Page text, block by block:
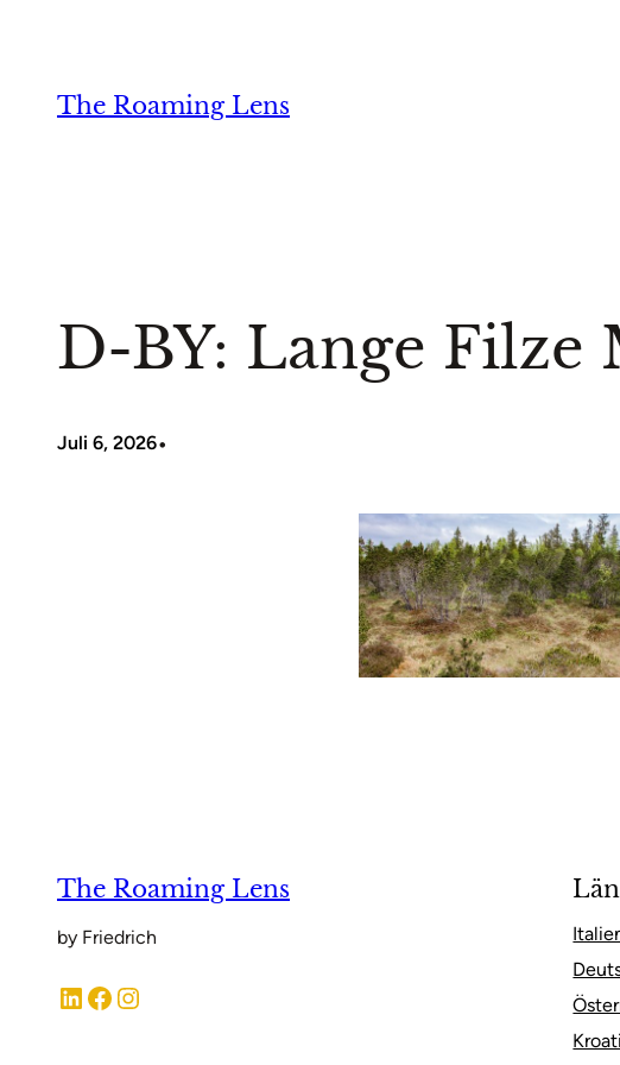
springen
The Roaming Lens
D-BY: Lange Filze
Juli 6, 2026•
The Roaming Lens
by Friedrich
LinkedIn Facebook Instagram